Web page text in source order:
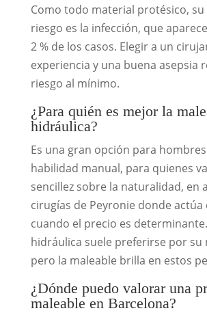
Como todo material protésico,
riesgo es la infección, que
2 % de los casos. Elegir a un
experiencia y una buena asepsia
riesgo al mínimo.
¿Para quién es mejor la
hidráulica?
Es una gran opción para
habilidad manual, para quienes
sencillez sobre la naturalidad, en
cirugías de Peyronie donde
cuando el precio es
hidráulica suele preferirse por su
pero la maleable brilla en estos
¿Dónde puedo valorar una
maleable en Barcelona?